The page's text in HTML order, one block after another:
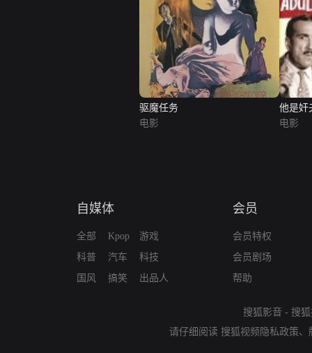
驱魔任务
电影
他是奸
电影
自媒体
全部
科普
国风
Kpop
汽车
搞笑
游戏
科技
出品人
会员
会员特权
会员剧场
帮助
搜狐影音 - 搜
请仔细阅读 搜狐视频隐私政策、